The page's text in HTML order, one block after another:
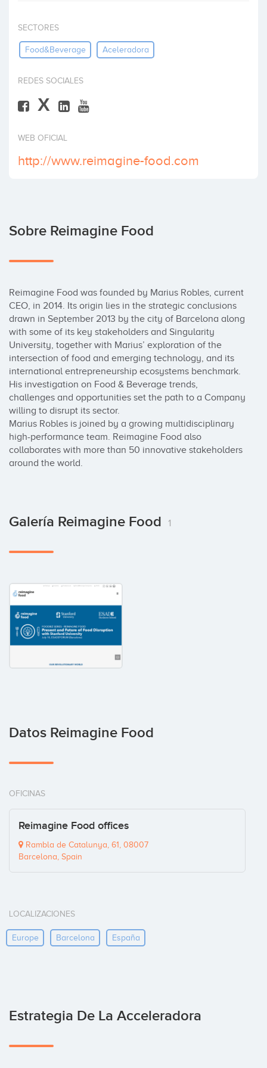
SECTORES
Food&beverage Aceleradora
REDES SOCIALES
X
WEB OFICIAL
http://www.reimagine-food.com
Sobre Reimagine Food
Reimagine Food was founded by Marius Robles, current
CEO, in 2014. Its origin lies in the strategic conclusions
drawn in September 2013 by the city of Barcelona along
with some of its key stakeholders and Singularity
University, together with Marius’ exploration of the
intersection of food and emerging technology, and its
international entrepreneurship ecosystems benchmark.
His investigation on Food & Beverage trends,
challenges and opportunities set the path to a Company
willing to disrupt its sector.
Marius Robles is joined by a growing multidisciplinary
high-performance team. Reimagine Food also
collaborates with more than 50 innovative stakeholders
around the world.
Galería Reimagine Food 1
Datos Reimagine Food
OFICINAS
Reimagine Food offices
Rambla de Catalunya, 61, 08007
Barcelona, Spain
LOCALIZACIONES
Europe Barcelona España
Estrategia De La Acceleradora